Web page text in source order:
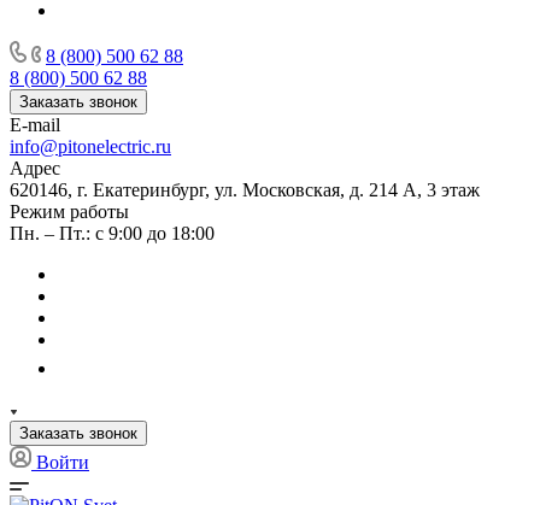
8 (800) 500 62 88
8 (800) 500 62 88
Заказать звонок
E-mail
info@pitonelectric.ru
Адрес
620146, г. Екатеринбург, ул. Московская, д. 214 А, 3 этаж
Режим работы
Пн. – Пт.: с 9:00 до 18:00
Заказать звонок
Войти